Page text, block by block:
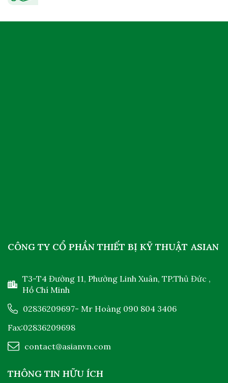
CÔNG TY CỔ PHẦN THIẾT BỊ KỸ THUẬT ASIAN
T3-T4 Đường 11, Phường Linh Xuân, TP.Thủ Đức ,
Hồ Chí Minh
02836209697- Mr Hoàng 090 804 3406
Fax:02836209698
contact@asianvn.com
THÔNG TIN HỮU ÍCH